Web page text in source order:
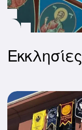
Εκκλησίες